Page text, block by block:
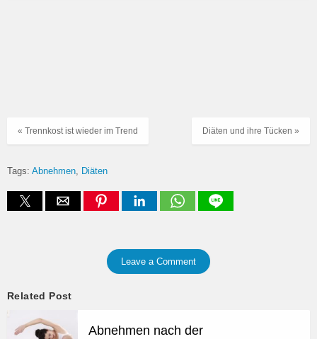
Diäten und ihre Tücken »
« Trennkost ist wieder im Trend
Tags: Abnehmen Diäten
Leave a Comment
Related Post
Abnehmen nach der